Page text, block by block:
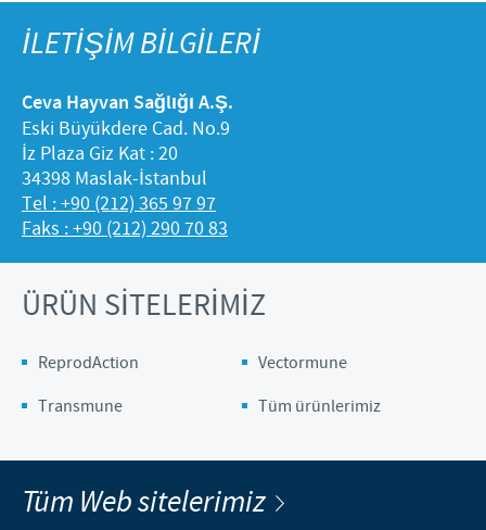
İLETİŞİM BİLGİLERİ
Ceva Hayvan Sağlığı A.Ş.
Eski Büyükdere Cad. No.9
İz Plaza Giz Kat : 20
34398 Maslak-İstanbul
Tel : +90 (212) 365 97 97
Faks : +90 (212) 290 70 83
ÜRÜN SİTELERİMİZ
ReprodAction
Vectormune
Transmune
Tüm ürünlerimiz
Tüm Web sitelerimiz